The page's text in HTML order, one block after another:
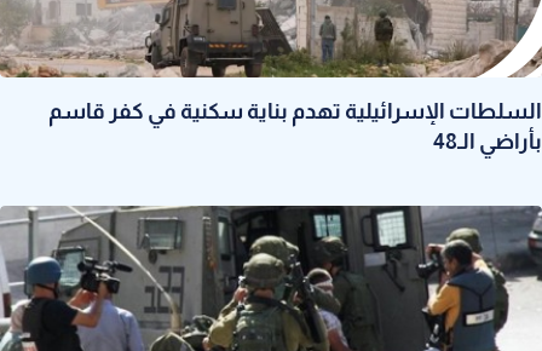
السلطات الإسرائيلية تهدم بناية سكنية في كفر قاسم
بأراضي الـ48